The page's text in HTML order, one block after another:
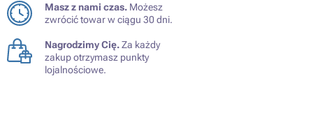
Masz z nami czas. Możesz
zwrócić towar w ciągu 30 dni.
Nagrodzimy Cię.Za każdy
zakup otrzymasz punkty
lojalnościowe.